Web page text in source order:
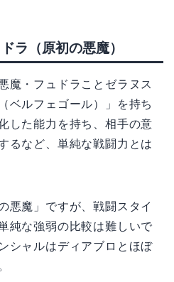
ラ（原初の悪魔）
魔・フュドラことゼラヌス
ベルフェゴール）」を持ち
した能力を持ち、相手の意
るなど、単純な戦闘力とは
悪魔」ですが、戦闘スタイ
純な強弱の比較は難しいで
シャルはディアブロとほぼ